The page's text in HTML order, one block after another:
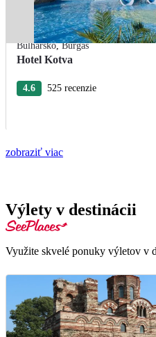
Bulharsko,Burgas
Hotel Kotva
4.6 525 recenzie
zobraziť viac
Výlety v destinácii
Využite skvelé ponuky výletov v